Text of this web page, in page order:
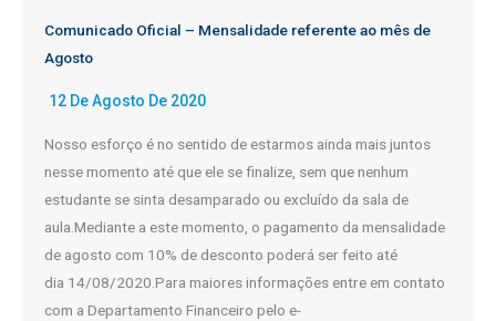
Comunicado Oficial – Mensalidade referente ao mês de
Agosto
12 De Agosto De 2020
Nosso esforço é no sentido de estarmos ainda mais juntos
nesse momento até que ele se finalize, sem que nenhum
estudante se sinta desamparado ou excluído da sala de
aula.Mediante a este momento, o pagamento da mensalidade
de agosto com 10% de desconto poderá ser feito até
dia 14/08/2020.Para maiores informações entre em contato
com a Departamento Financeiro pelo e-